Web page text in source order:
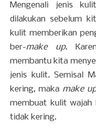
Mengenali jenis
dilakukan sebelum
kulit memberikan
ber-make up.
membantu kita
jenis kulit. Semisal
kering, maka make
membuat kulit wajah
tidak kering.